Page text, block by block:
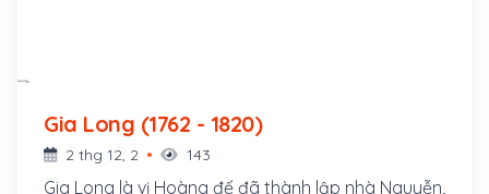
Gia Long (1762 - 1820)
2 thg 12, 2 143
Gia Long là vị Hoàng đế đã thành lập nhà Nguyễn,